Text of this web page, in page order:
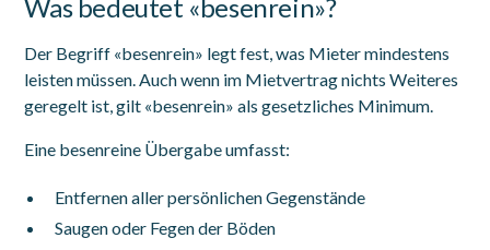
Was bedeutet «besenrein»?
Der Begriff «besenrein» legt fest, was Mieter mindestens
leisten müssen. Auch wenn im Mietvertrag nichts Weiteres
geregelt ist, gilt «besenrein» als gesetzliches Minimum.
Eine besenreine Übergabe umfasst:
Entfernen aller persönlichen Gegenstände
Saugen oder Fegen der Böden